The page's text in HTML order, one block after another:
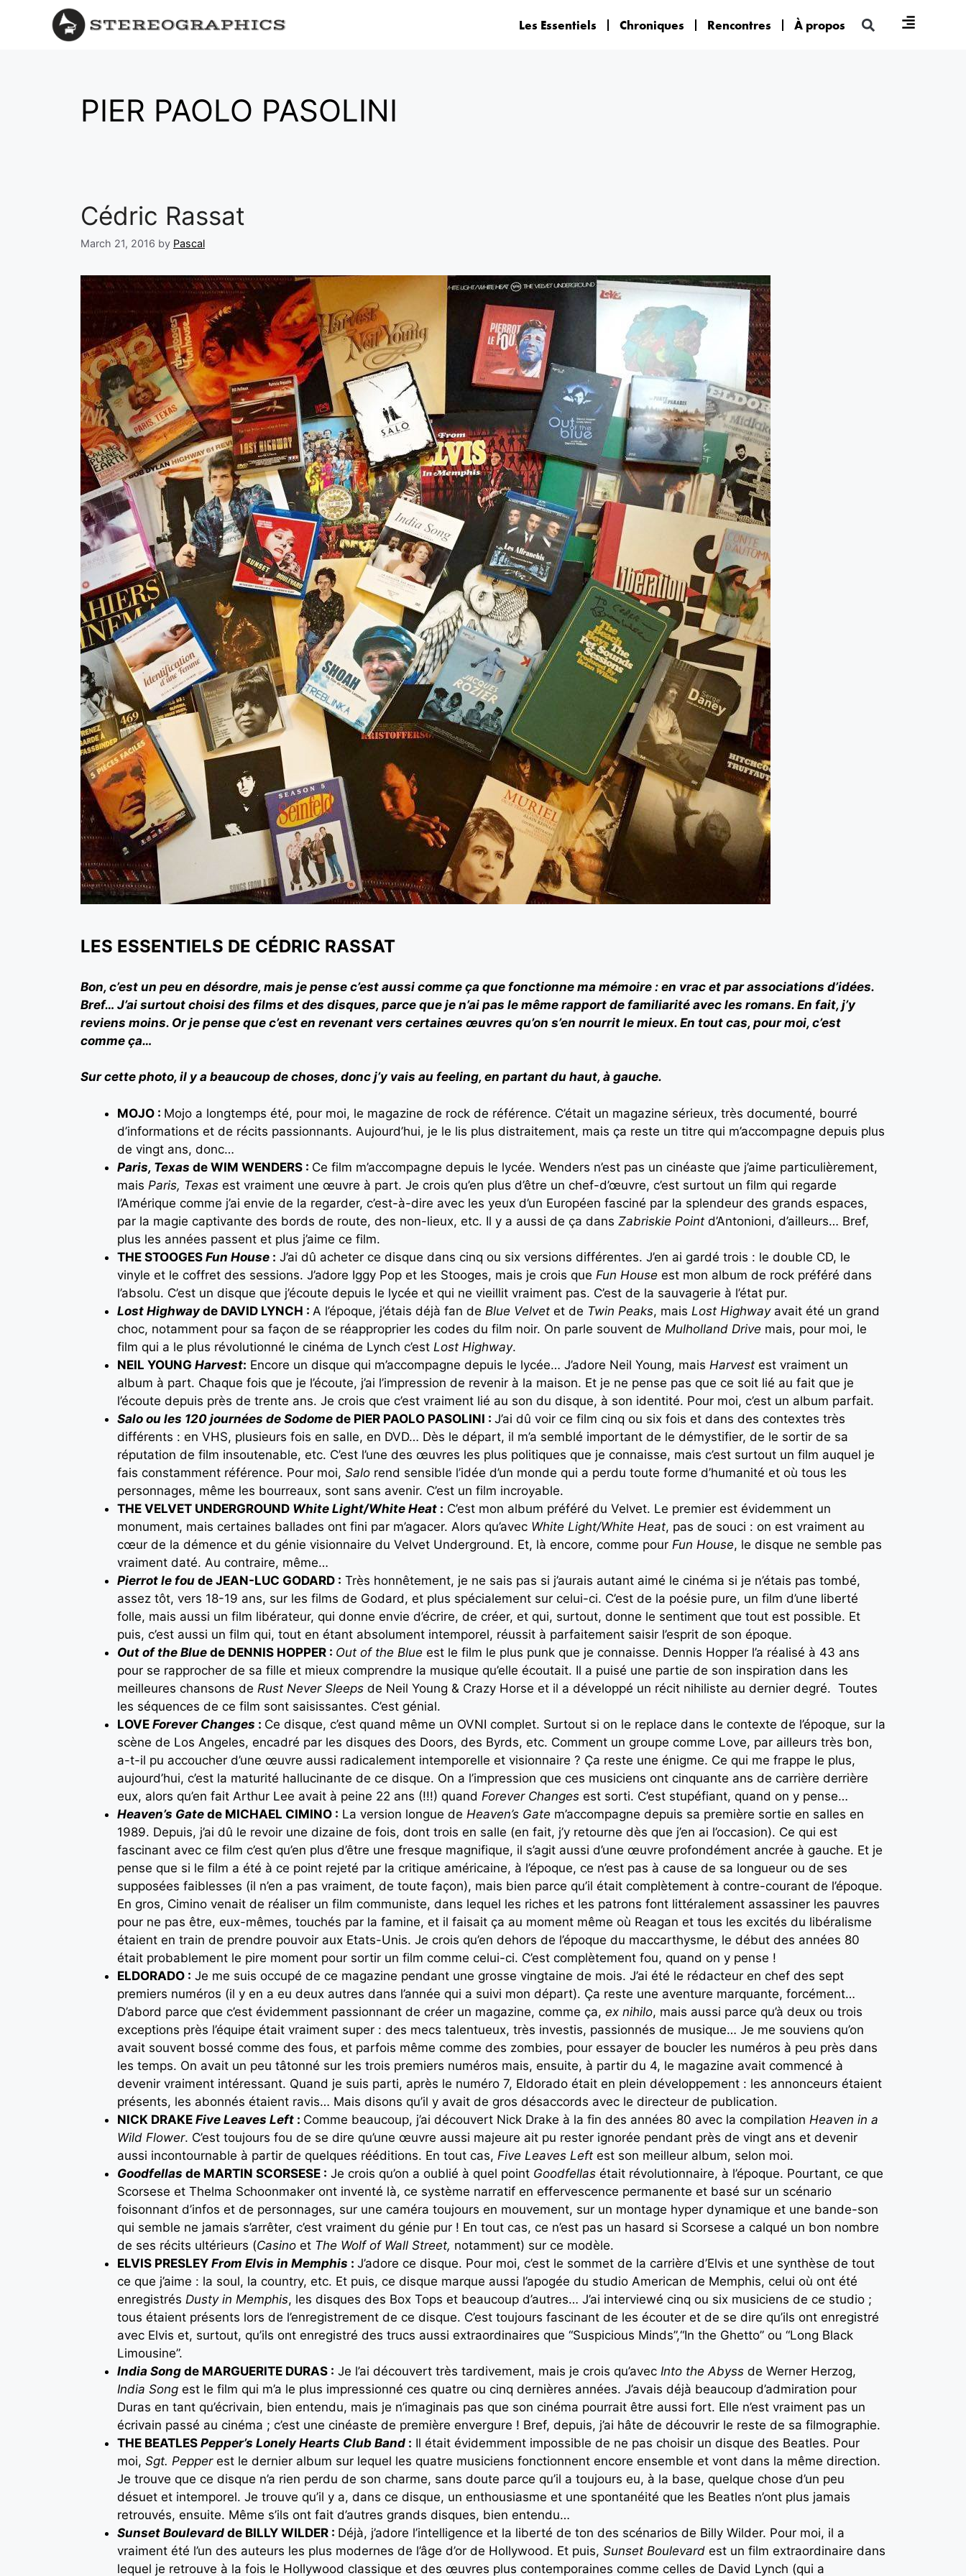
Les Essentiels Chroniques Rencontres À propos
PIER PAOLO PASOLINI
Cédric Rassat
March 21, 2016 by Pascal
LES ESSENTIELS DE CÉDRIC RASSAT
Bon, c’est un peu en désordre, mais je pense c’est aussi comme ça que fonctionne ma mémoire : en vrac et par associations d’idées.
Bref… J’ai surtout choisi des films et des disques, parce que je n’ai pas le même rapport de familiarité avec les romans. En fait, j’y
reviens moins. Or je pense que c’est en revenant vers certaines œuvres qu’on s’en nourrit le mieux. En tout cas, pour moi, c’est
comme ça…
Sur cette photo, il y a beaucoup de choses, donc j’y vais au feeling, en partant du haut, à gauche.
MOJO : Mojo a longtemps été, pour moi, le magazine de rock de référence. C’était un magazine sérieux, très documenté, bourré
d’informations et de récits passionnants. Aujourd’hui, je le lis plus distraitement, mais ça reste un titre qui m’accompagne depuis plus
de vingt ans, donc…
Paris, Texas de WIM WENDERS : Ce film m’accompagne depuis le lycée. Wenders n’est pas un cinéaste que j’aime particulièrement,
mais Paris, Texas est vraiment une œuvre à part. Je crois qu’en plus d’être un chef-d’œuvre, c’est surtout un film qui regarde
l’Amérique comme j’ai envie de la regarder, c’est-à-dire avec les yeux d’un Européen fasciné par la splendeur des grands espaces,
par la magie captivante des bords de route, des non-lieux, etc. Il y a aussi de ça dans Zabriskie Point d’Antonioni, d’ailleurs… Bref,
plus les années passent et plus j’aime ce film.
THE STOOGES Fun House : J’ai dû acheter ce disque dans cinq ou six versions différentes. J’en ai gardé trois : le double CD, le
vinyle et le coffret des sessions. J’adore Iggy Pop et les Stooges, mais je crois que Fun House est mon album de rock préféré dans
l’absolu. C’est un disque que j’écoute depuis le lycée et qui ne vieillit vraiment pas. C’est de la sauvagerie à l’état pur.
Lost Highwayde DAVID LYNCH : A l’époque, j’étais déjà fan de Blue Velvet et de Twin Peaks, mais Lost Highwayavait été un grand
choc, notamment pour sa façon de se réapproprier les codes du film noir. On parle souvent de Mulholland Drive mais, pour moi, le
film qui a le plus révolutionné le cinéma de Lynch c’est Lost Highway.
NEIL YOUNG Harvest: Encore un disque qui m’accompagne depuis le lycée… J’adore Neil Young, mais Harvest est vraiment un
album à part. Chaque fois que je l’écoute, j’ai l’impression de revenir à la maison. Et je ne pense pas que ce soit lié au fait que je
l’écoute depuis près de trente ans. Je crois que c’est vraiment lié au son du disque, à son identité. Pour moi, c’est un album parfait.
Salo ou les 120 journées de Sodome de PIER PAOLO PASOLINI : J’ai dû voir ce film cinq ou six fois et dans des contextes très
différents : en VHS, plusieurs fois en salle, en DVD… Dès le départ, il m’a semblé important de le démystifier, de le sortir de sa
réputation de film insoutenable, etc. C’est l’une des œuvres les plus politiques que je connaisse, mais c’est surtout un film auquel je
fais constamment référence. Pour moi, Salo rend sensible l’idée d’un monde qui a perdu toute forme d’humanité et où tous les
personnages, même les bourreaux, sont sans avenir. C’est un film incroyable.
THE VELVET UNDERGROUND White Light/White Heat : C’est mon album préféré du Velvet. Le premier est évidemment un
monument, mais certaines ballades ont fini par m’agacer. Alors qu’avec White Light/White Heat, pas de souci : on est vraiment au
cœur de la démence et du génie visionnaire du Velvet Underground. Et, là encore, comme pour Fun House, le disque ne semble pas
vraiment daté. Au contraire, même…
Pierrot le fou de JEAN-LUC GODARD : Très honnêtement, je ne sais pas si j’aurais autant aimé le cinéma si je n’étais pas tombé,
assez tôt, vers 18-19 ans, sur les films de Godard, et plus spécialement sur celui-ci. C’est de la poésie pure, un film d’une liberté
folle, mais aussi un film libérateur, qui donne envie d’écrire, de créer, et qui, surtout, donne le sentiment que tout est possible. Et
puis, c’est aussi un film qui, tout en étant absolument intemporel, réussit à parfaitement saisir l’esprit de son époque.
Out of the Blue de DENNIS HOPPER : Out of the Blue est le film le plus punk que je connaisse. Dennis Hopper l’a réalisé à 43 ans
pour se rapprocher de sa fille et mieux comprendre la musique qu’elle écoutait. Il a puisé une partie de son inspiration dans les
meilleures chansons de Rust Never Sleeps de Neil Young & Crazy Horse et il a développé un récit nihiliste au dernier degré. Toutes
les séquences de ce film sont saisissantes. C’est génial.
LOVE Forever Changes : Ce disque, c’est quand même un OVNI complet. Surtout si on le replace dans le contexte de l’époque, sur la
scène de Los Angeles, encadré par les disques des Doors, des Byrds, etc. Comment un groupe comme Love, par ailleurs très bon,
a-t-il pu accoucher d’une œuvre aussi radicalement intemporelle et visionnaire ? Ça reste une énigme. Ce qui me frappe le plus,
aujourd’hui, c’est la maturité hallucinante de ce disque. On a l’impression que ces musiciens ont cinquante ans de carrière derrière
eux, alors qu’en fait Arthur Lee avait à peine 22 ans (!!!) quand Forever Changes est sorti. C’est stupéfiant, quand on y pense…
Heaven’s Gate de MICHAEL CIMINO : La version longue de Heaven’s Gate m’accompagne depuis sa première sortie en salles en
1989. Depuis, j’ai dû le revoir une dizaine de fois, dont trois en salle (en fait, j’y retourne dès que j’en ai l’occasion). Ce qui est
fascinant avec ce film c’est qu’en plus d’être une fresque magnifique, il s’agit aussi d’une œuvre profondément ancrée à gauche. Et je
pense que si le film a été à ce point rejeté par la critique américaine, à l’époque, ce n’est pas à cause de sa longueur ou de ses
supposées faiblesses (il n’en a pas vraiment, de toute façon), mais bien parce qu’il était complètement à contre-courant de l’époque.
En gros, Cimino venait de réaliser un film communiste, dans lequel les riches et les patrons font littéralement assassiner les pauvres
pour ne pas être, eux-mêmes, touchés par la famine, et il faisait ça au moment même où Reagan et tous les excités du libéralisme
étaient en train de prendre pouvoir aux Etats-Unis. Je crois qu’en dehors de l’époque du maccarthysme, le début des années 80
était probablement le pire moment pour sortir un film comme celui-ci. C’est complètement fou, quand on y pense !
ELDORADO : Je me suis occupé de ce magazine pendant une grosse vingtaine de mois. J’ai été le rédacteur en chef des sept
premiers numéros (il y en a eu deux autres dans l’année qui a suivi mon départ). Ça reste une aventure marquante, forcément…
D’abord parce que c’est évidemment passionnant de créer un magazine, comme ça, ex nihilo, mais aussi parce qu’à deux ou trois
exceptions près l’équipe était vraiment super : des mecs talentueux, très investis, passionnés de musique… Je me souviens qu’on
avait souvent bossé comme des fous, et parfois même comme des zombies, pour essayer de boucler les numéros à peu près dans
les temps. On avait un peu tâtonné sur les trois premiers numéros mais, ensuite, à partir du 4, le magazine avait commencé à
devenir vraiment intéressant. Quand je suis parti, après le numéro 7, Eldorado était en plein développement : les annonceurs étaient
présents, les abonnés étaient ravis… Mais disons qu’il y avait de gros désaccords avec le directeur de publication.
NICK DRAKE Five Leaves Left : Comme beaucoup, j’ai découvert Nick Drake à la fin des années 80 avec la compilation Heaven in a
Wild Flower. C’est toujours fou de se dire qu’une œuvre aussi majeure ait pu rester ignorée pendant près de vingt ans et devenir
aussi incontournable à partir de quelques rééditions. En tout cas, Five Leaves Left est son meilleur album, selon moi.
Goodfellas de MARTIN SCORSESE : Je crois qu’on a oublié à quel point Goodfellas était révolutionnaire, à l’époque. Pourtant, ce que
Scorsese et Thelma Schoonmaker ont inventé là, ce système narratif en effervescence permanente et basé sur un scénario
foisonnant d’infos et de personnages, sur une caméra toujours en mouvement, sur un montage hyper dynamique et une bande-son
qui semble ne jamais s’arrêter, c’est vraiment du génie pur ! En tout cas, ce n’est pas un hasard si Scorsese a calqué un bon nombre
de ses récits ultérieurs (Casino et The Wolf of Wall Street, notamment) sur ce modèle.
ELVIS PRESLEY From Elvis in Memphis : J’adore ce disque. Pour moi, c’est le sommet de la carrière d’Elvis et une synthèse de tout
ce que j’aime : la soul, la country, etc. Et puis, ce disque marque aussi l’apogée du studio American de Memphis, celui où ont été
enregistrés Dusty in Memphis, les disques des Box Tops et beaucoup d’autres… J’ai interviewé cinq ou six musiciens de ce studio ;
tous étaient présents lors de l’enregistrement de ce disque. C’est toujours fascinant de les écouter et de se dire qu’ils ont enregistré
avec Elvis et, surtout, qu’ils ont enregistré des trucs aussi extraordinaires que “Suspicious Minds”,“In the Ghetto” ou “Long Black
Limousine”.
India Song de MARGUERITE DURAS : Je l’ai découvert très tardivement, mais je crois qu’avec Into the Abyss de Werner Herzog,
India Song est le film qui m’a le plus impressionné ces quatre ou cinq dernières années. J’avais déjà beaucoup d’admiration pour
Duras en tant qu’écrivain, bien entendu, mais je n’imaginais pas que son cinéma pourrait être aussi fort. Elle n’est vraiment pas un
écrivain passé au cinéma ; c’est une cinéaste de première envergure ! Bref, depuis, j’ai hâte de découvrir le reste de sa filmographie.
THE BEATLES Pepper’s Lonely Hearts Club Band : Il était évidemment impossible de ne pas choisir un disque des Beatles. Pour
moi, Sgt. Pepperest le dernier album sur lequel les quatre musiciens fonctionnent encore ensemble et vont dans la même direction.
Je trouve que ce disque n’a rien perdu de son charme, sans doute parce qu’il a toujours eu, à la base, quelque chose d’un peu
désuet et intemporel. Je trouve qu’il y a, dans ce disque, un enthousiasme et une spontanéité que les Beatles n’ont plus jamais
retrouvés, ensuite. Même s’ils ont fait d’autres grands disques, bien entendu…
Sunset Boulevard de BILLY WILDER : Déjà, j’adore l’intelligence et la liberté de ton des scénarios de Billy Wilder. Pour moi, il a
vraiment été l’un des auteurs les plus modernes de l’âge d’or de Hollywood. Et puis, Sunset Boulevard est un film extraordinaire dans
lequel je retrouve à la fois le Hollywood classique et des œuvres plus contemporaines comme celles de David Lynch (qui a